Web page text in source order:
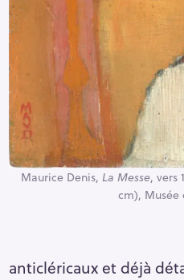
Maurice Denis,La Messe, vers
cm), Musée
anticléricaux et déjà